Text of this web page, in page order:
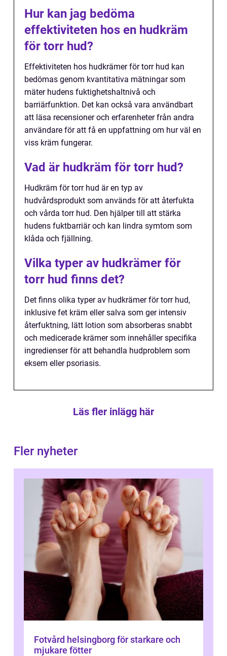
Hur kan jag bedöma
effektiviteten hos en hudkräm
för torr hud?
Effektiviteten hos hudkrämer för torr hud kan
bedömas genom kvantitativa mätningar som
mäter hudens fuktighetshaltnivå och
barriärfunktion. Det kan också vara användbart
att läsa recensioner och erfarenheter från andra
användare för att få en uppfattning om hur väl en
viss kräm fungerar.
Vad är hudkräm för torr hud?
Hudkräm för torr hud är en typ av
hudvårdsprodukt som används för att återfukta
och vårda torr hud. Den hjälper till att stärka
hudens fuktbarriär och kan lindra symtom som
klåda och fjällning.
Vilka typer av hudkrämer för
torr hud finns det?
Det finns olika typer av hudkrämer för torr hud,
inklusive fet kräm eller salva som ger intensiv
återfuktning, lätt lotion som absorberas snabbt
och medicerade krämer som innehåller specifika
ingredienser för att behandla hudproblem som
eksem eller psoriasis.
Läs fler inlägg här
Fler nyheter
Fotvård helsingborg för starkare och
mjukare fötter